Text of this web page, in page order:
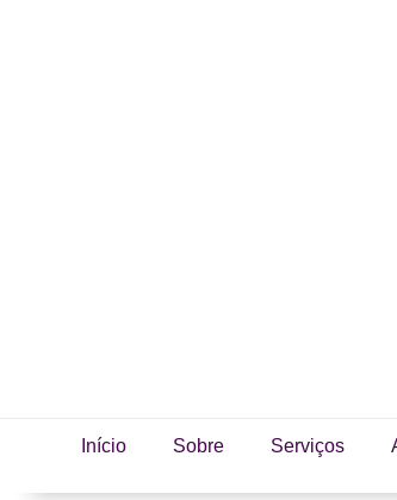
Início Sobre Serviços